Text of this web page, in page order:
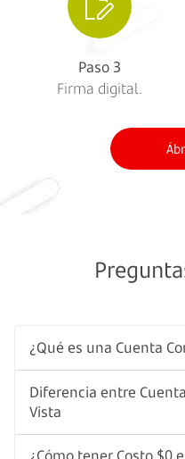
Paso 3
Firma digital.
¿Qué es una Cuenta
Una Cuenta Corriente
en donde el banco
órdenes de pago del
Diferencia entre
Vista